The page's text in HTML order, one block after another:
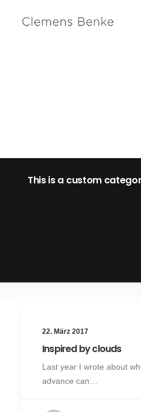
This is a custom
22. März 2017
Inspired by clouds
Last year I wrote about
advance can…